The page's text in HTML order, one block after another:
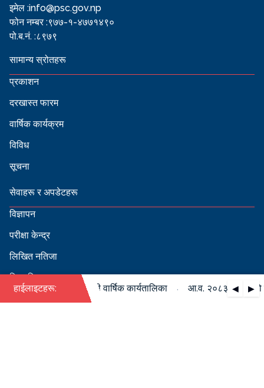
इमेल :info@psc.gov.np
फोन नम्बर :९७७-१-४७७१४९०
पो.ब.नं. :८९७९
सामान्य स्रोतहरू
प्रकाशन
दरखास्त फारम
वार्षिक कार्यक्रम
विविध
सूचना
सेवाहरू र अपडेटहरू
विज्ञापन
परीक्षा केन्द्र
लिखित नतिजा
सिफारिस
हाईलाइटहरू: ◀ ▶
०८४ को पदपूर्ति सम्बन्धी वार्षिक कार्यतालिका आ.व. २०८३/०८४ को